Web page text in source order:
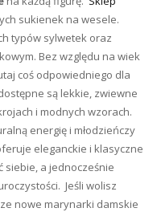
sukienek na wesele.
typów sylwetek oraz
Bez względu na wiek
coś odpowiedniego dla
są lekkie, zwiewne
i modnych wzorach.
energię i młodzieńczy
eleganckie i klasyczne
siebie, a jednocześnie
Jeśli wolisz
nowe marynarki damskie